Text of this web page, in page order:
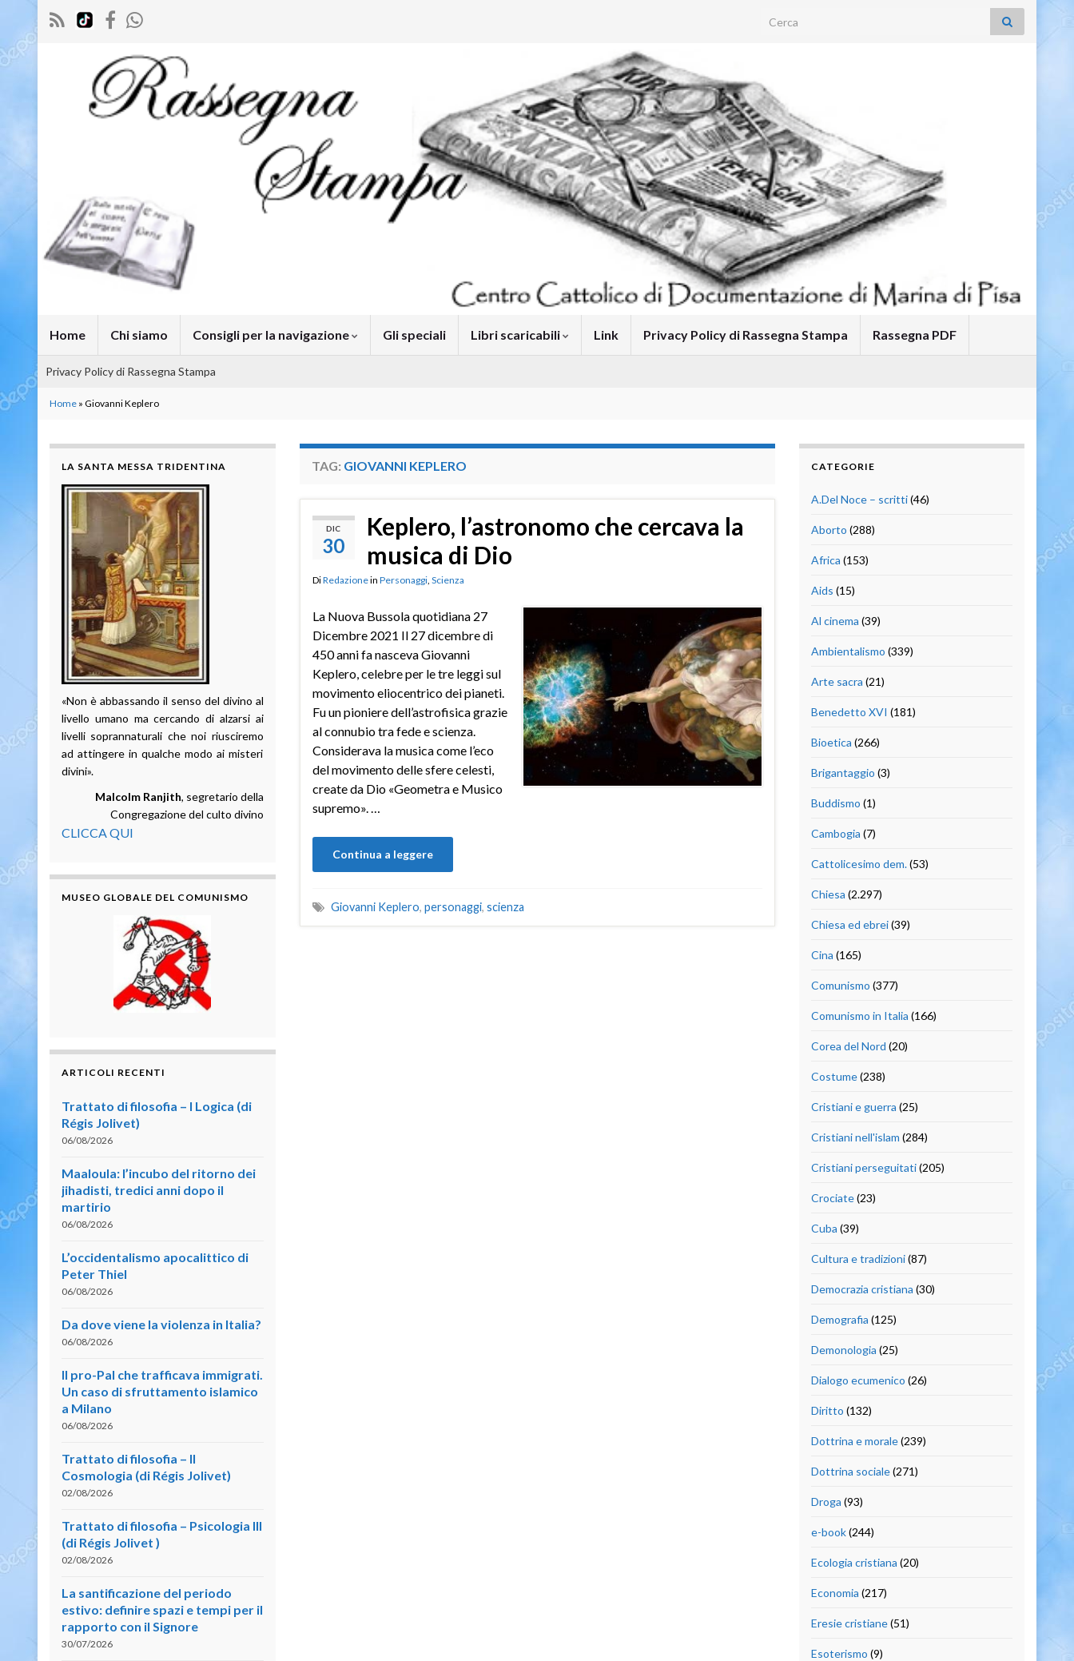
Search for:
Home Chi siamo Consigli per la navigazione Gli speciali Libri scaricabili Link Privacy Policy di Rassegna Stampa Rassegna PDF
Privacy Policy di Rassegna Stampa
Home » Giovanni Keplero
TAG: GIOVANNI KEPLERO
DIC
30
Keplero, l’astronomo che cercava la
musica di Dio
DiRedazionein Personaggi, Scienza
La Nuova Bussola quotidiana 27
Dicembre 2021 Il 27 dicembre di
450 anni fa nasceva Giovanni
Keplero, celebre per le tre leggi sul
movimento eliocentrico dei pianeti.
Fu un pioniere dell’astrofisica grazie
al connubio tra fede e scienza.
Considerava la musica come l’eco
del movimento delle sfere celesti,
create da Dio «Geometra e Musico
supremo». …
Continua a leggere
Giovanni Keplero, personaggi, scienza
LA SANTA MESSA TRIDENTINA
«Non è abbassando il senso del divino al
livello umano ma cercando di alzarsi ai
livelli soprannaturali che noi riusciremo
ad attingere in qualche modo ai misteri
divini».
Malcolm Ranjith, segretario della
Congregazione del culto divino
CLICCA QUI
MUSEO GLOBALE DEL COMUNISMO
ARTICOLI RECENTI
Trattato di filosofia – I Logica (di
Régis Jolivet)
06/08/2026
Maaloula: l’incubo del ritorno dei
jihadisti, tredici anni dopo il
martirio
06/08/2026
L’occidentalismo apocalittico di
Peter Thiel
06/08/2026
Da dove viene la violenza in Italia?
06/08/2026
Il pro-Pal che trafficava immigrati.
Un caso di sfruttamento islamico
a Milano
06/08/2026
Trattato di filosofia – II
Cosmologia (di Régis Jolivet)
02/08/2026
Trattato di filosofia – Psicologia III
(di Régis Jolivet )
02/08/2026
La santificazione del periodo
estivo: definire spazi e tempi per il
rapporto con il Signore
30/07/2026
CATEGORIE
A.Del Noce – scritti(46)
Aborto (288)
Africa (153)
Aids (15)
Al cinema (39)
Ambientalismo (339)
Arte sacra (21)
Benedetto XVI (181)
Bioetica (266)
Brigantaggio (3)
Buddismo (1)
Cambogia (7)
Cattolicesimo dem.(53)
Chiesa (2.297)
Chiesa ed ebrei(39)
Cina (165)
Comunismo (377)
Comunismo in Italia (166)
Corea del Nord (20)
Costume(238)
Cristiani e guerra (25)
Cristiani nell'islam (284)
Cristiani perseguitati(205)
Crociate(23)
Cuba (39)
Cultura e tradizioni(87)
Democrazia cristiana (30)
Demografia (125)
Demonologia (25)
Dialogo ecumenico (26)
Diritto (132)
Dottrina e morale(239)
Dottrina sociale(271)
Droga (93)
e-book(244)
Ecologia cristiana (20)
Economia (217)
Eresie cristiane(51)
Esoterismo (9)